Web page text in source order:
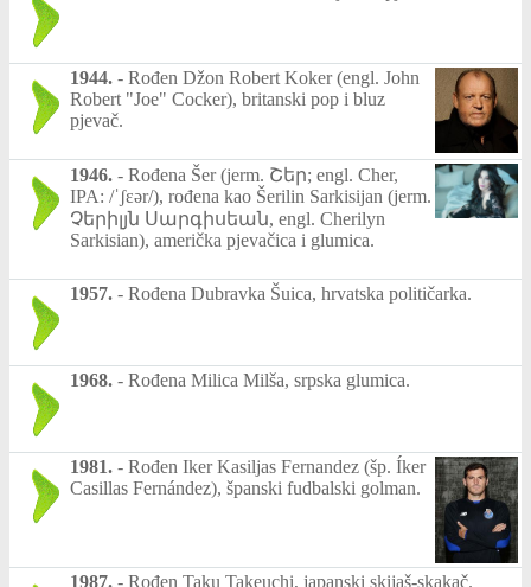
1944. - Rođen Džon Robert Koker (engl. John
Robert "Joe" Cocker), britanski pop i bluz
pjevač.
1946. - Rođena Šer (jerm. Շեր; engl. Cher,
IPA: /ˈʃɛər/), rođena kao Šerilin Sarkisijan (jerm.
Չերիլյն Սարգիսեան, engl. Cherilyn
Sarkisian), američka pjevačica i glumica.
1957. - Rođena Dubravka Šuica, hrvatska političarka.
1968. - Rođena Milica Milša, srpska glumica.
1981. - Rođen Iker Kasiljas Fernandez (šp. Íker
Casillas Fernández), španski fudbalski golman.
1987. - Rođen Taku Takeuchi, japanski skijaš-skakač.